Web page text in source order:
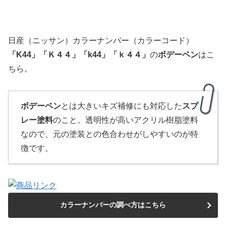
日産（ニッサン）カラーナンバー（カラーコード）
「 K44 」 「 Ｋ４４」「k44」「ｋ４４」 のボデーペンはこ
ちら。
ボデーペンとは大きいキズ補修にも対応した スプ
レー塗料のこと。透明性が高いアクリル樹脂塗料
なので、元の塗装との色合わせがしやすいのが特
徴です。
カラーナンバーの調べ方はこちら